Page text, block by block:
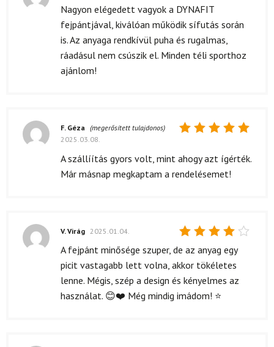
Értékelés:
Nagyon elégedett vagyok a DYNAFIT
fejpántjával, kiválóan működik sífutás során
is. Az anyaga rendkívül puha és rugalmas,
ráadásul nem csúszik el. Minden téli sporthoz
ajánlom!
5/ 5
F. Géza (megerősített tulajdonos)
2025.03.08.
A szállíítás gyors volt, mint ahogy azt ígérték.
Már másnap megkaptam a rendelésemet!
Értékelés:
/ 5
V. Virág 2025.01.04.
A fejpánt minősége szuper, de az anyag egy
picit vastagabb lett volna, akkor tökéletes
lenne. Mégis, szép a design és kényelmes az
használat. 😊❤️ Még mindig imádom! ⭐